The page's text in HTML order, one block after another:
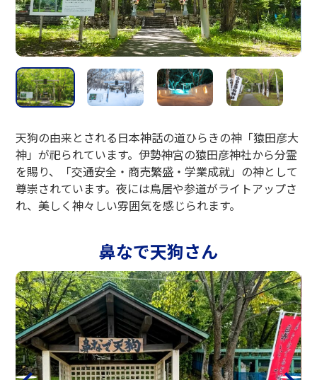
天狗の由来とされる日本神話の道ひらきの神「猿田彦大
神」が祀られています。伊勢神宮の猿田彦神社から分霊
を賜り、「交通安全・商売繁盛・学業成就」の神として
尊崇されています。夜には鳥居や参道がライトアップさ
れ、美しく神々しい雰囲気を感じられます。
鼻なで天狗さん